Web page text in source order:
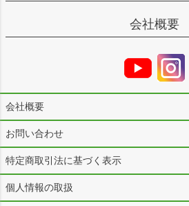
会社概要
会社概要
お問い合わせ
特定商取引法に基づく表示
個人情報の取扱